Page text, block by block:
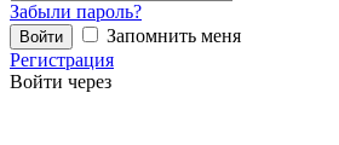
Забыли пароль?
Запомнить меня
Регистрация
Войти через